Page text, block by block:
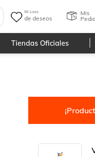
Mi Lista
de deseos
Mis
Tiendas Oficiales